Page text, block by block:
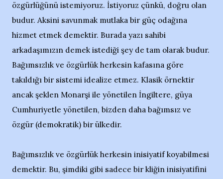
özgürlüğünü istemiyoruz. İstiyoruz çünkü, doğru olan
budur. Aksini savunmak mutlaka bir güç odağına
hizmet etmek demektir. Burada yazı sahibi
arkadaşımızın demek istediği şey de tam olarak budur.
Bağımsızlık ve özgürlük herkesin kafasına göre
takıldığı bir sistemi idealize etmez. Klasik örnektir
ancak şeklen Monarşi ile yönetilen İngiltere, güya
Cumhuriyetle yönetilen, bizden daha bağımsız ve
özgür (demokratik) bir ülkedir.
Bağımsızlık ve özgürlük herkesin inisiyatif koyabilmesi
demektir. Bu, şimdiki gibi sadece bir kliğin inisiyatifini